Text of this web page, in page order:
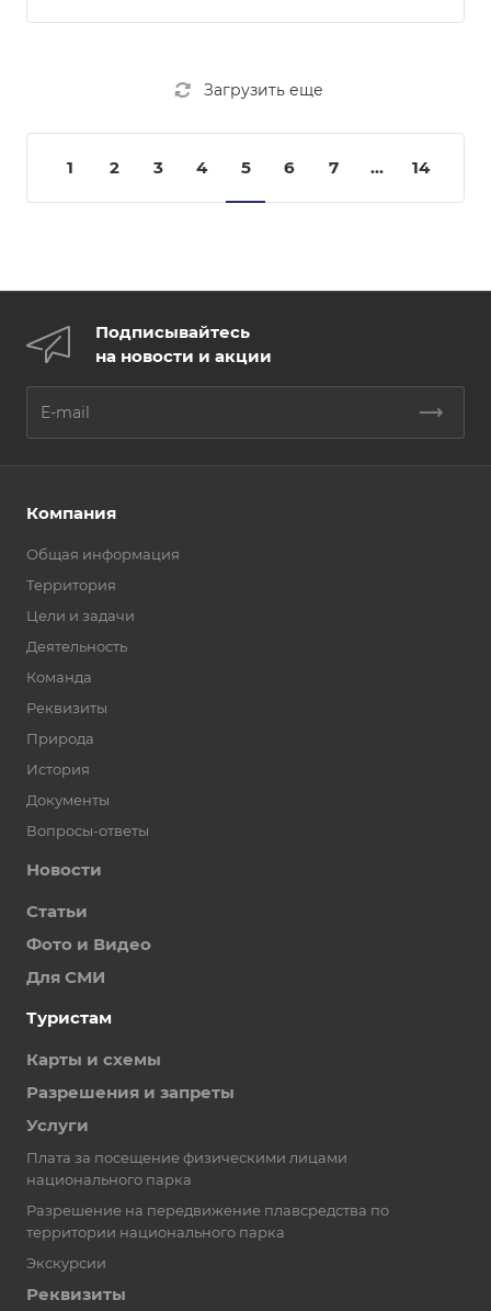
Загрузить еще
1 2 3 4 5 6 7 ... 14
Подписывайтесь
на новости и акции
Компания
Общая информация
Территория
Цели и задачи
Деятельность
Команда
Реквизиты
Природа
История
Документы
Вопросы-ответы
Новости
Статьи
Фото и Видео
Для СМИ
Туристам
Карты и схемы
Разрешения и запреты
Услуги
Плата за посещение физическими лицами
национального парка
Разрешение на передвижение плавсредства по
территории национального парка
Экскурсии
Реквизиты